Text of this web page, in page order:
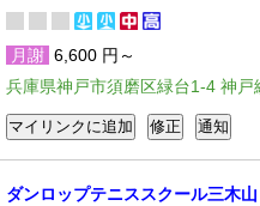
月謝 6,600 円～
兵庫県神戸市須磨区緑台1-4 神戸
ダンロップテニススクール三木山